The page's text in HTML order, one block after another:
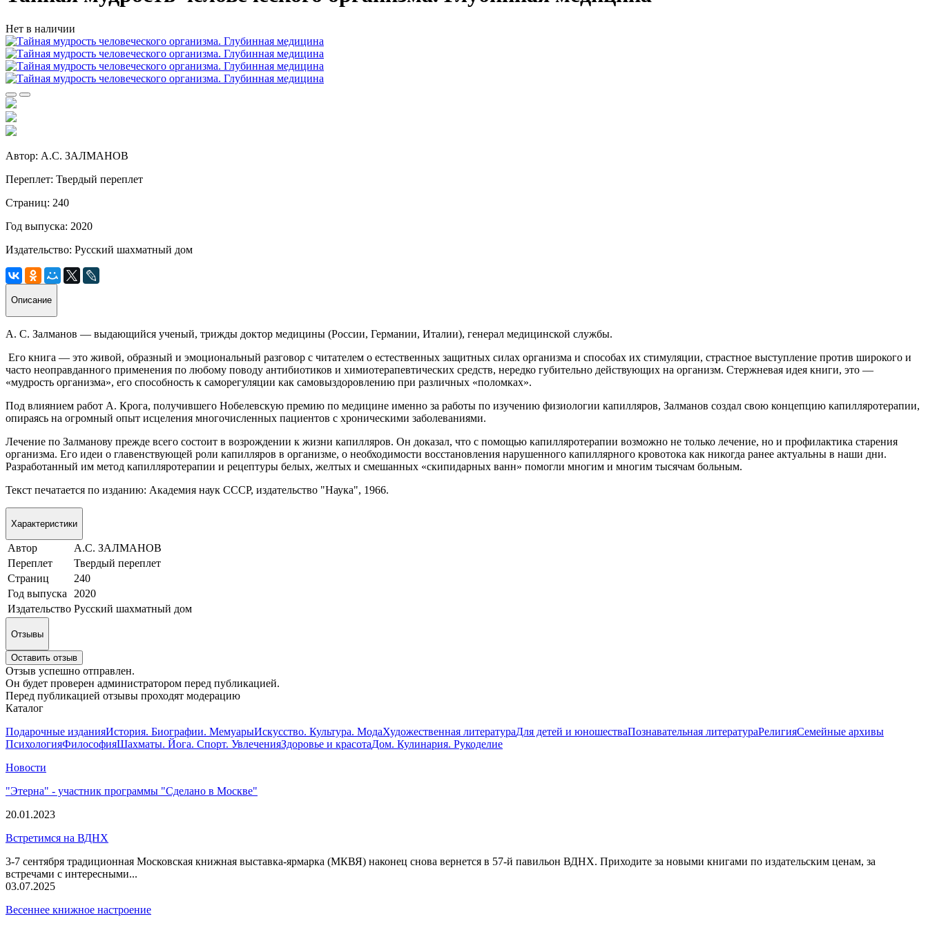
Нет в наличии
Автор: А.С. ЗАЛМАНОВ
Переплет: Твердый переплет
Страниц: 240
Год выпуска: 2020
Издательство: Русский шахматный дом
Описание
А. С. Залманов — выдающийся ученый, трижды доктор медицины (России, Германии, Италии), генерал медицинской службы.
Его книга — это живой, образный и эмоциональный разговор с читателем о естественных защитных силах организма и способах их стимуляции, страстное выступление против широкого и
часто неоправданного применения по любому поводу антибиотиков и химиотерапевтических средств, нередко губительно действующих на организм. Стержневая идея книги, это —
«мудрость организма», его способность к саморегуляции как самовыздоровлению при различных «поломках».
Под влиянием работ А. Крога, получившего Нобелевскую премию по медицине именно за работы по изучению физиологии капилляров, Залманов создал свою концепцию капилляротерапии,
опираясь на огромный опыт исцеления многочисленных пациентов с хроническими заболеваниями.
Лечение по Залманову прежде всего состоит в возрождении к жизни капилляров. Он доказал, что с помощью капилляротерапии возможно не только лечение, но и профилактика старения
организма. Его идеи о главенствующей роли капилляров в организме, о необходимости восстановления нарушенного капиллярного кровотока как никогда ранее актуальны в наши дни.
Разработанный им метод капилляротерапии и рецептуры белых, желтых и смешанных «скипидарных ванн» помогли многим и многим тысячам больным.
Текст печатается по изданию: Академия наук СССР, издательство "Наука", 1966.
Характеристики
Автор
А.С. ЗАЛМАНОВ
Переплет
Твердый переплет
Страниц
240
Год выпуска
2020
Издательство Русский шахматный дом
Отзывы
Оставить отзыв
Отзыв успешно отправлен.
Он будет проверен администратором перед публикацией.
Перед публикацией отзывы проходят модерацию
Каталог
Подарочные изданияИстория. Биографии. МемуарыИскусство. Культура. МодаХудожественная литератураДля детей и юношестваПознавательная литератураРелигияСемейные архивы
ПсихологияФилософияШахматы. Йога. Спорт. УвлеченияЗдоровье и красотаДом. Кулинария. Рукоделие
Новости
"Этерна" - участник программы "Сделано в Москве"
20.01.2023
Встретимся на ВДНХ
3-7 сентября традиционная Московская книжная выставка-ярмарка (МКВЯ) наконец снова вернется в 57-й павильон ВДНХ. Приходите за новыми книгами по издательским ценам, за
встречами с интересными...
03.07.2025
Весеннее книжное настроение